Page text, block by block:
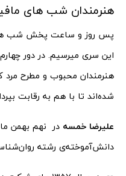
هنرمندان شب های مافیا
این سری میرسیم. در دور
هنرمندان محبوب و مطرح مرد
شده‌اند تا با هم به رقابت
علیرضا خمسه
دانش‌آموخته‌ی رشته